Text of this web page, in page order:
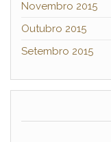
Novembro 2015
Outubro 2015
Setembro 2015